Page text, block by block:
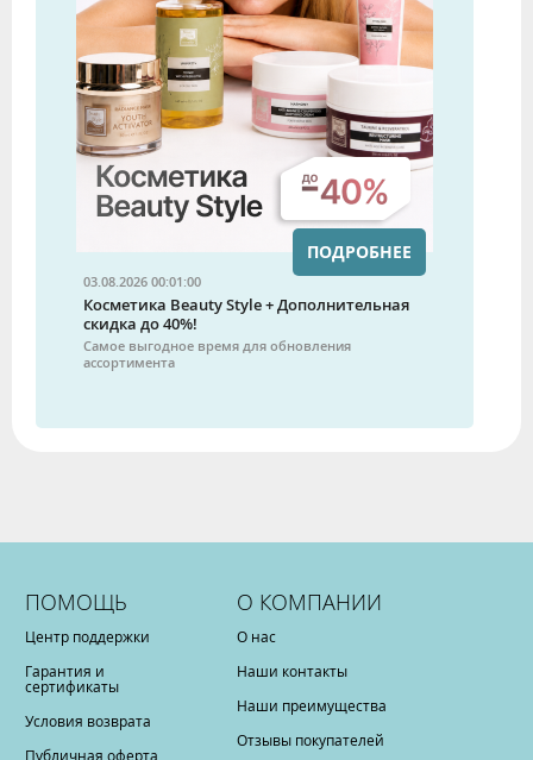
03.08.2026 00:01:00
Косметика Beauty Style + Дополнительная
скидка до 40%!
Самое выгодное время для обновления
ассортимента
ПОДРОБНЕЕ
ПОМОЩЬ
Центр поддержки
Гарантия и
сертификаты
Условия возврата
Публичная оферта
О КОМПАНИИ
О нас
Наши контакты
Наши преимущества
Отзывы покупателей